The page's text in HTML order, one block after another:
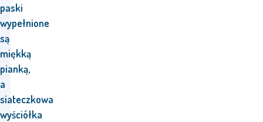
paski
wypełnione
są
miękką
pianką,
a
siateczkowa
wyściółka